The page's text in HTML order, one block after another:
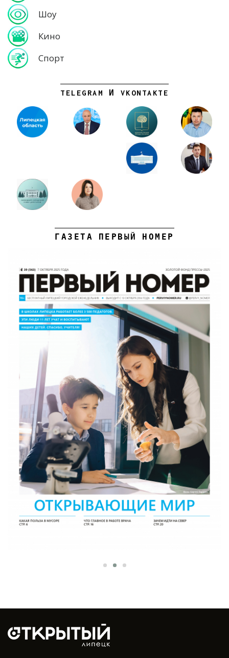
Шоу
Кино
Спорт
TELEGRAM И VKONTAKTE
ГАЗЕТА ПЕРВЫЙ НОМЕР